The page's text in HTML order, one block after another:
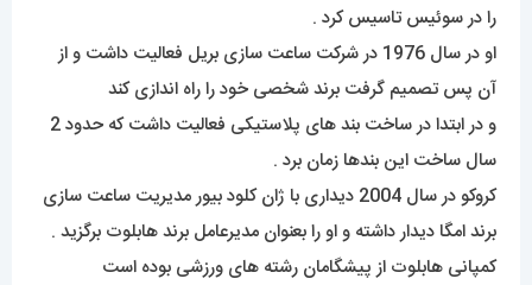
را در سوئیس تاسیس کرد .
او در سال 1976 در شرکت ساعت سازی بریل فعالیت داشت و از
آن پس تصمیم گرفت برند شخصی خود را راه اندازی کند
و در ابتدا در ساخت بند های پلاستیکی فعالیت داشت که حدود 2
سال ساخت این بندها زمان برد .
کروکو در سال 2004 دیداری با ژان کلود بیور مدیریت ساعت سازی
برند امگا دیدار داشته و او را بعنوان مدیرعامل برند هابلوت برگزید .
کمپانی هابلوت از پیشگامان رشته های ورزشی بوده است